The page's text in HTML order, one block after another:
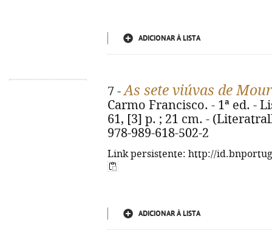
ADICIONAR À LISTA
7 -As sete viúvas de
Carmo Francisco. - 1ª ed. -
61, [3] p. ; 21 cm. -
978-989-618-502-2
Link persistente: http://
ADICIONAR À LISTA